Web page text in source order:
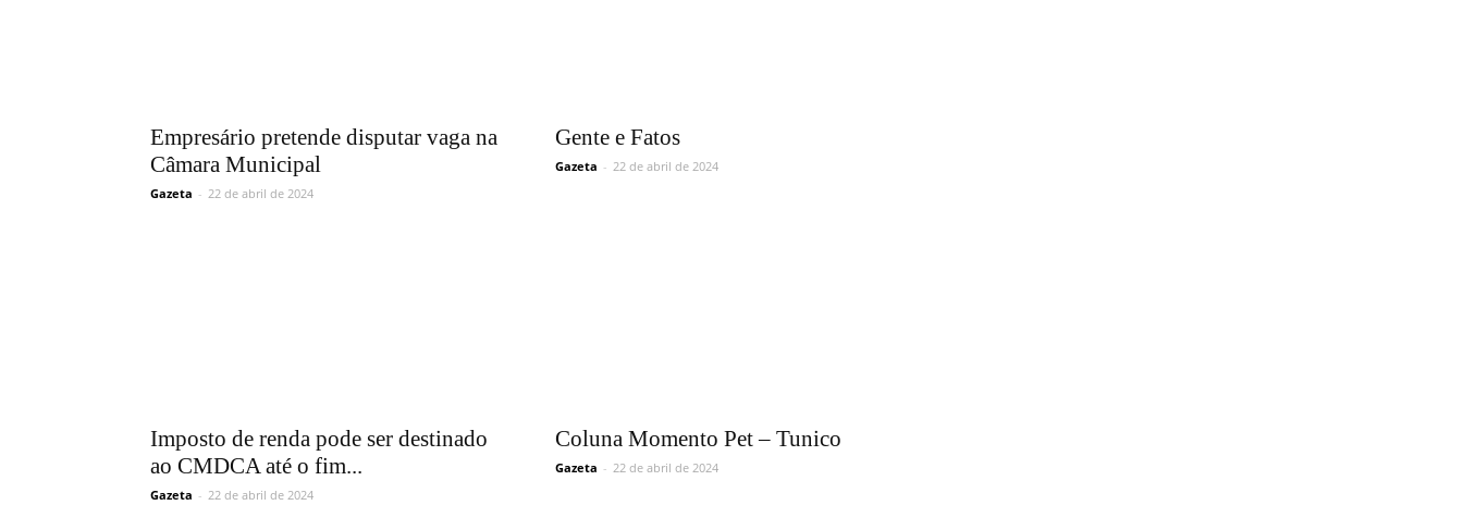
Empresário pretende disputar vaga na
Câmara Municipal
Gazeta - 22 de abril de 2024
Gente e Fatos
Gazeta - 22 de abril de 2024
Imposto de renda pode ser destinado
ao CMDCA até o fim...
Gazeta - 22 de abril de 2024
Coluna Momento Pet – Tunico
Gazeta - 22 de abril de 2024